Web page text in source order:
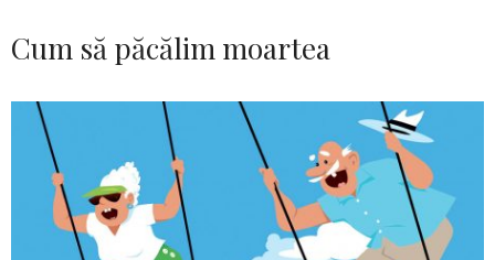
Cum să păcălim moartea